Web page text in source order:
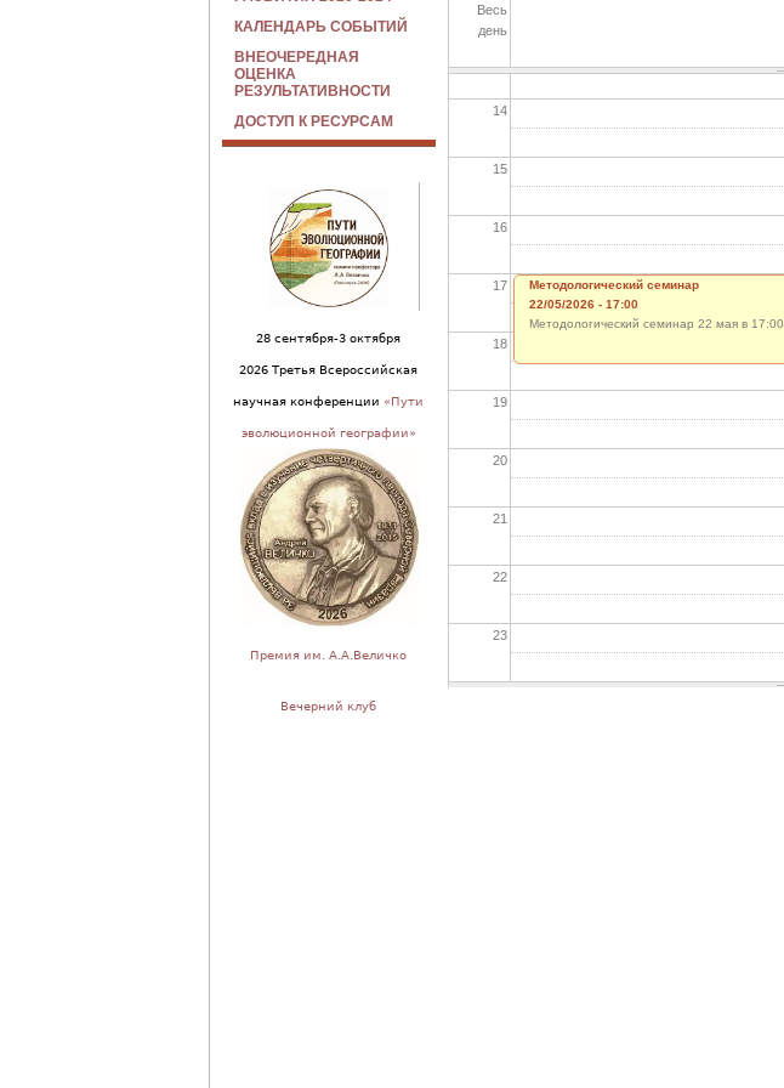
Весь
день
14
15
16
17
18
19
20
21
22
23
Методологический семинар
22/05/2026 - 17:00
Методологический семинар 22 мая в 17:00
КАЛЕНДАРЬ СОБЫТИЙ
ВНЕОЧЕРЕДНАЯ
ОЦЕНКА
РЕЗУЛЬТАТИВНОСТИ
ДОСТУП К РЕСУРСАМ
28 сентября-3 октября
2026 Третья Всероссийская
научная конференции «Пути
эволюционной географии»
Премия им. А.А.Величко
Вечерний клуб